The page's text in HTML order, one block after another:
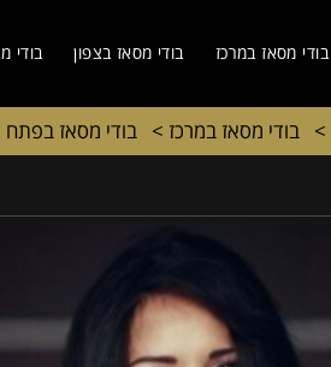
בודי מסאז במרכז בודי מסאז בצפון בודי
> בודי מסאז במרכז > בודי מסאז בפתח